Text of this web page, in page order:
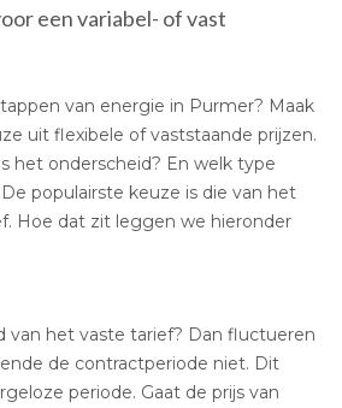
een variabel- of vast
van energie in Purmer? Maak
uit flexibele of vaststaande prijzen.
het onderscheid? En welk type
populairste keuze is die van het
Hoe dat zit leggen we hieronder
van het vaste tarief? Dan fluctueren
de contractperiode niet. Dit
periode. Gaat de prijs van